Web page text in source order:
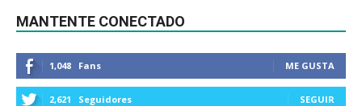
MANTENTE CONECTADO
1,048 Fans ME GUSTA
2,621 Seguidores SEGUIR